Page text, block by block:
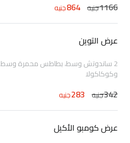
1166جنيه 864جنيه
عرض التوين
2 ساندوتش وسط، بطاطس محمرة وسط
وكوكاكولا
342جنيه 283جنيه
عرض كومبو الأكيل